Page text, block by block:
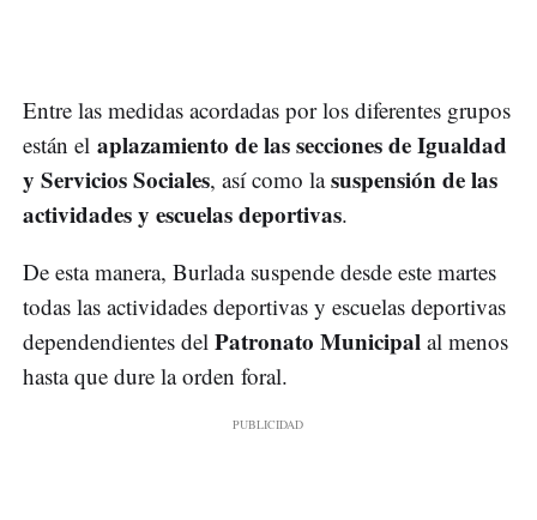
Entre las medidas acordadas por los diferentes grupos
están el aplazamiento de las secciones de Igualdad
y Servicios Sociales, así como lasuspensión de las
actividades y escuelas deportivas.
De esta manera, Burlada suspende desde este martes
todas las actividades deportivas y escuelas deportivas
dependendientes del Patronato Municipal al menos
hasta que dure la orden foral.